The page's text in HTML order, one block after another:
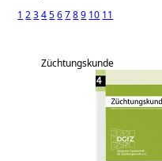
1 23456789 10 11
Züchtungskunde